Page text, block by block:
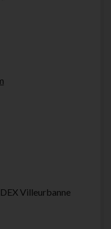
Villeurbanne